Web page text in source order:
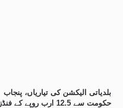
بلدیاتی الیکشن کی تیاریاں، پنجاب
حکومت سے 12.5 ارب روپے کے فنڈز